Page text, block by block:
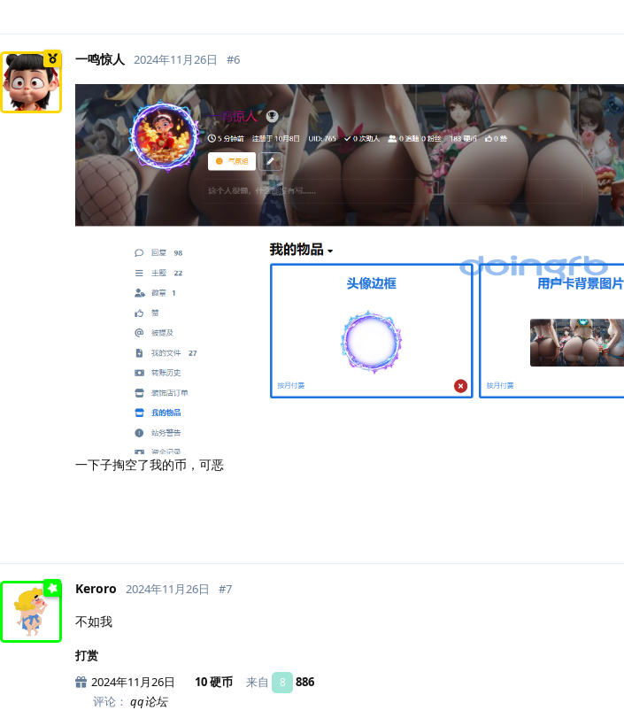
一鸣惊人 2024年11月26日 #6
一下子掏空了我的币，可恶
Keroro 2024年11月26日 #7
不如我
打赏
2024年11月26日
10 硬币 来自 8
886
评论： qq论坛